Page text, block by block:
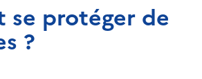
se protéger de
?